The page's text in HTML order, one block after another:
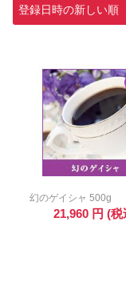
登録日時の新しい順
幻のゲイシャ 500g
21,960 円 (税